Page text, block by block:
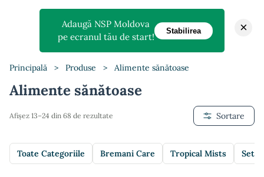
Principală > Produse > Alimente sănătoase
Alimente sănătoase
Afișez 13–24 din 68 de rezultate Sortare
Toate Categoriile Bremani Care Tropical Mists
Adaugă NSP Moldova
pe ecranul tău de start!
Stabilirea ×